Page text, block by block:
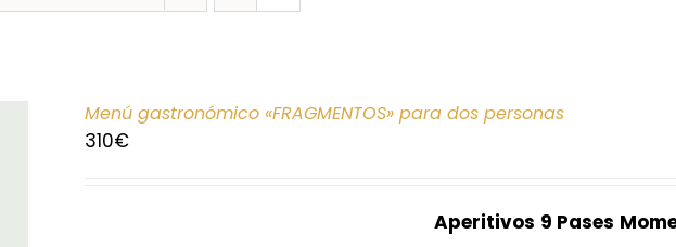
Menú gastronómico «FRAGMENTOS» para dos personas
310€
Aperitivos 9 Pases